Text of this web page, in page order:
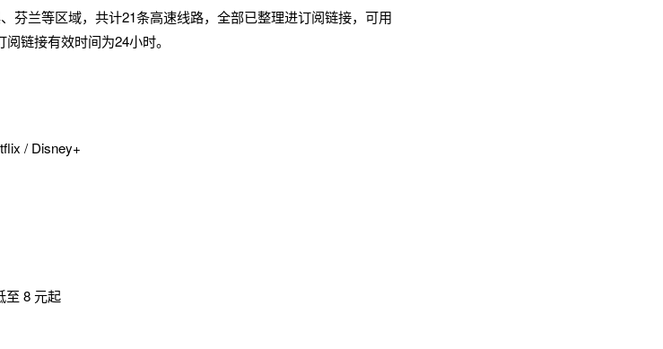
芬兰等区域，共计21条高速线路，全部已整理进订阅链接，可用
链接有效时间为24小时。
/ Disney+
至 8 元起